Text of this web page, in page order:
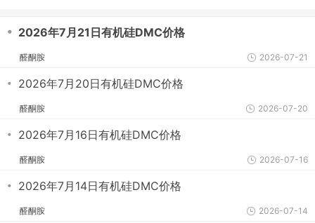
・ 2026年7月21日有机硅DMC价格
醛酮胺 2026-07-21
・ 2026年7月20日有机硅DMC价格
醛酮胺 2026-07-20
・ 2026年7月16日有机硅DMC价格
醛酮胺 2026-07-16
・ 2026年7月14日有机硅DMC价格
醛酮胺 2026-07-14